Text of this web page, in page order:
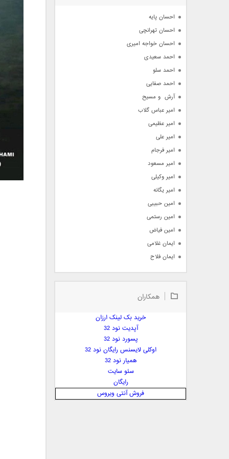
احسان پایه
احسان تهرانچی
احسان خواجه امیری
احمد سعیدی
احمد سلو
احمد صفایی
آرش  و مسیح
امیر عباس گلاب
امیر عظیمی
امیر علی
امیر فرجام
امیر مسعود
امیر وکیلی
امیر یگانه
امین حبیبی
امین رستمی
امین فیاض
ایمان غلامی
ایمان فلاح
بابک جهانبخش
بابک مافی
بهنام صفوی
پارسا چیلیک
همکاران
خرید بک لینک ارزان
آپدیت نود 32
پسورد نود 32
اوکلی لایسنس رایگان نود 32
همیار نود 32
سئو سایت
رایگان
فروش آنتی ویروس